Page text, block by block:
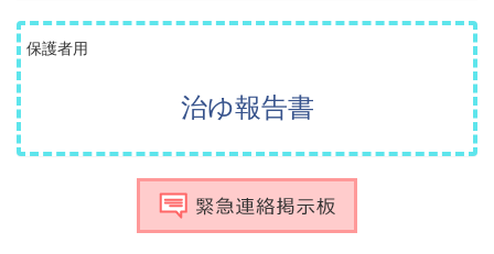
保護者用
治ゆ報告書